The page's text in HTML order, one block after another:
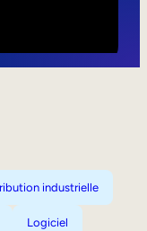
industrielle
Logiciel